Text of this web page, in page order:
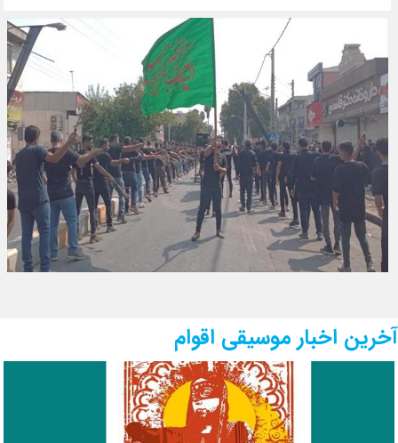
آخرین اخبار موسیقی اقوام